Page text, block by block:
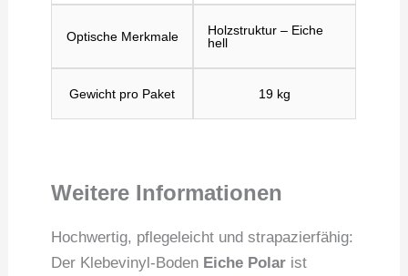
Optische Merkmale
Holzstruktur – Eiche
hell
Gewicht pro Paket 19 kg
Weitere Informationen
Hochwertig, pflegeleicht und strapazierfähig:
Der Klebevinyl-Boden Eiche Polar ist